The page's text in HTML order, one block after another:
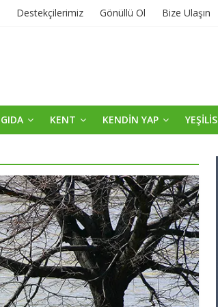
Destekçilerimiz Gönüllü Ol Bize Ulaşın
GIDA KENT KENDİN YAP